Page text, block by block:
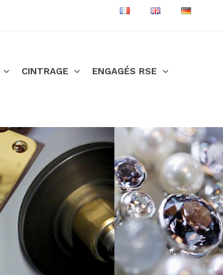
CINTRAGE
ENGAGÉS RSE